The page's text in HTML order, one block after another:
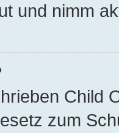
und nimm
Child
zum